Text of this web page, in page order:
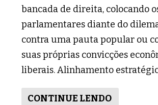
bancada de direita, colocando
parlamentares diante do
contra uma pauta popular ou
suas próprias convicções
liberais. Alinhamento
CONTINUE LENDO